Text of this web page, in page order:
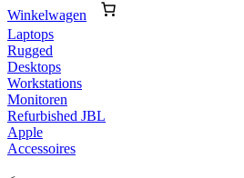
Winkelwagen
Laptops
Rugged
Desktops
Workstations
Monitoren
Refurbished JBL
Apple
Accessoires